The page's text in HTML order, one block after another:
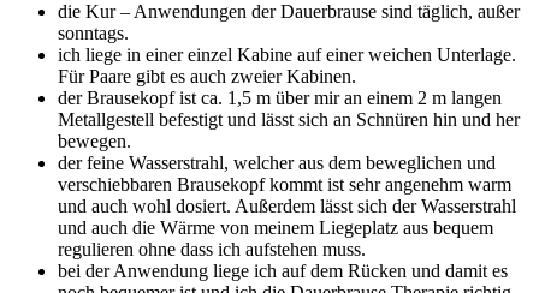
die Kur – Anwendungen der Dauerbrause sind täglich, außer
sonntags.
ich liege in einer einzel Kabine auf einer weichen Unterlage.
Für Paare gibt es auch zweier Kabinen.
der Brausekopf ist ca. 1,5 m über mir an einem 2 m langen
Metallgestell befestigt und lässt sich an Schnüren hin und her
bewegen.
der feine Wasserstrahl, welcher aus dem beweglichen und
verschiebbaren Brausekopf kommt ist sehr angenehm warm
und auch wohl dosiert. Außerdem lässt sich der Wasserstrahl
und auch die Wärme von meinem Liegeplatz aus bequem
regulieren ohne dass ich aufstehen muss.
bei der Anwendung liege ich auf dem Rücken und damit es